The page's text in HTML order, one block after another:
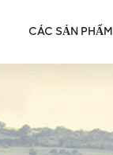
CÁC SẢN PHẨM